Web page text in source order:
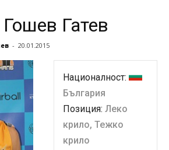
Гатев
- 20.01.2015
Националност:
България
Позиция: Леко
крило, Тежко
крило